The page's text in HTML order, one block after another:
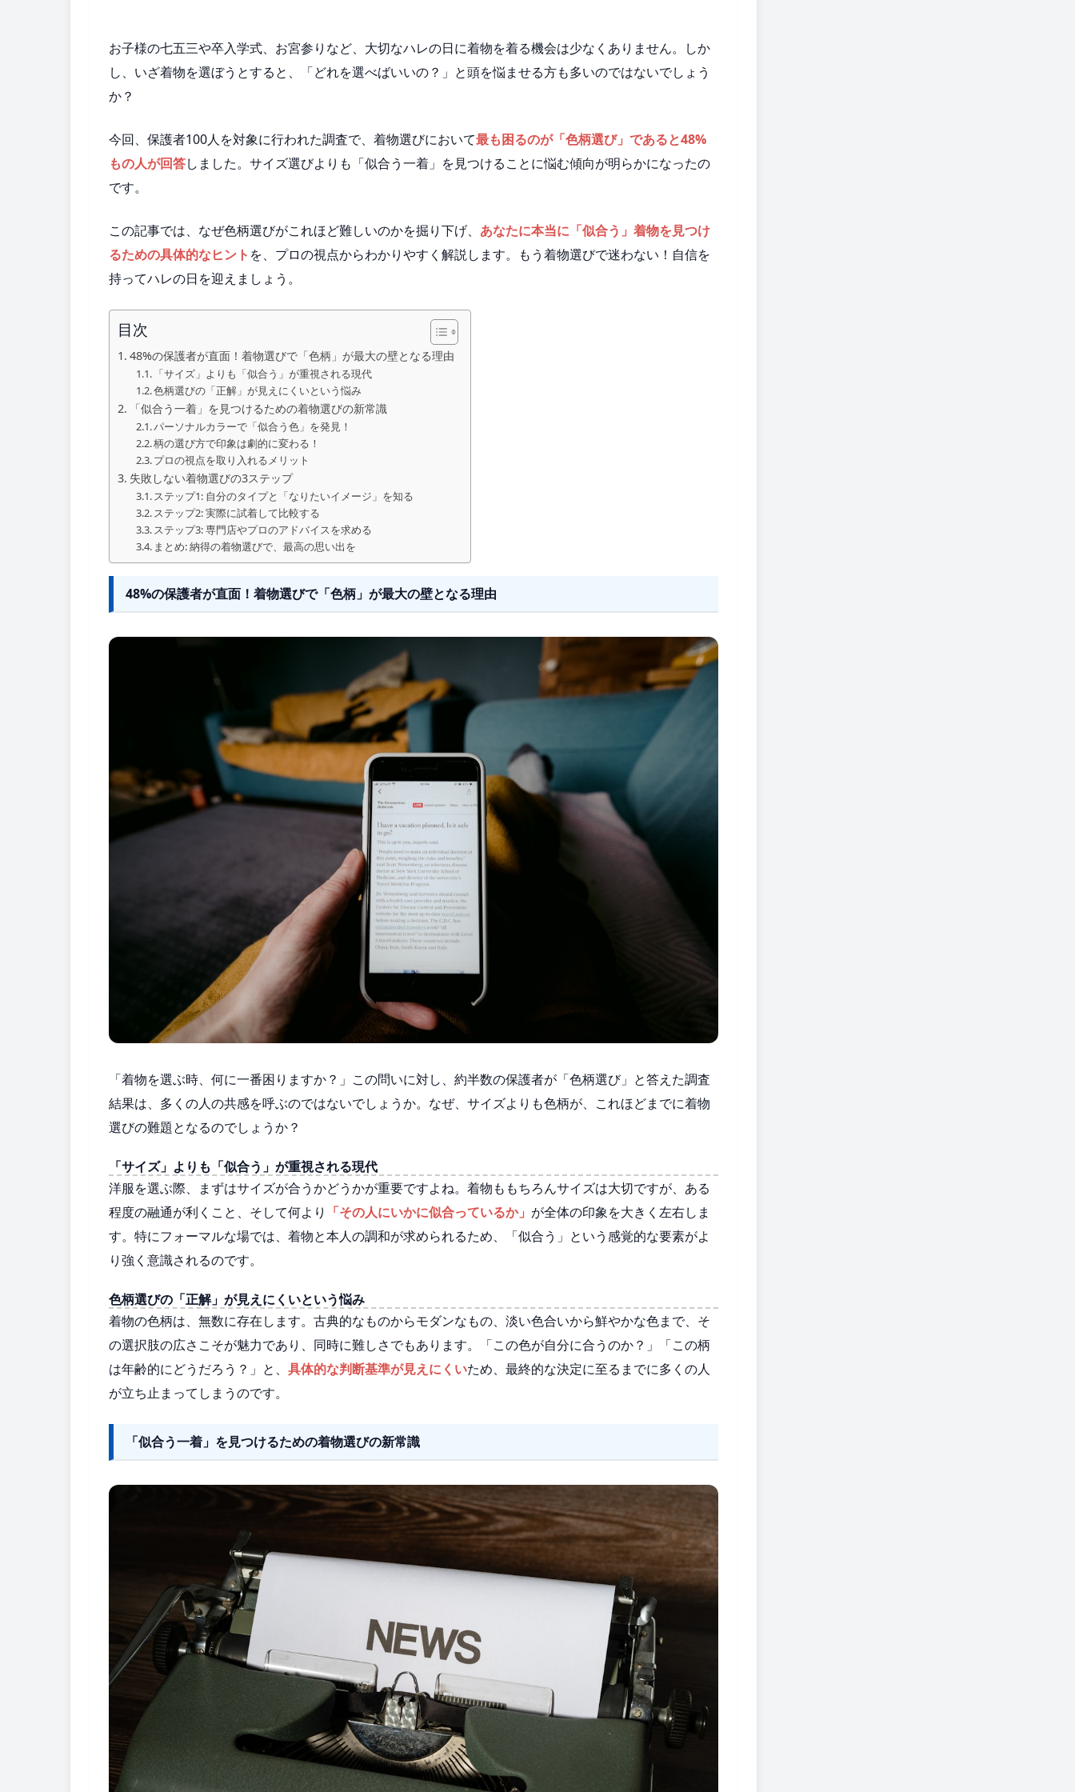
お子様の七五三や卒入学式、お宮参りなど、大切なハレの日に着物を着る機会は少なくありません。しか
し、いざ着物を選ぼうとすると、「どれを選べばいいの？」と頭を悩ませる方も多いのではないでしょう
か？
今回、保護者100人を対象に行われた調査で、着物選びにおいて最も困るのが「色柄選び」であると48%
もの人が回答しました。サイズ選びよりも「似合う一着」を見つけることに悩む傾向が明らかになったの
です。
この記事では、なぜ色柄選びがこれほど難しいのかを掘り下げ、 あなたに本当に「似合う」着物を見つけ
るための具体的なヒント を、プロの視点からわかりやすく解説します。もう着物選びで迷わない！自信を
持ってハレの日を迎えましょう。
目次
48%の保護者が直面！着物選びで「色柄」が最大の壁となる理由
「サイズ」よりも「似合う」が重視される現代
色柄選びの「正解」が見えにくいという悩み
「似合う一着」を見つけるための着物選びの新常識
パーソナルカラーで「似合う色」を発見！
柄の選び方で印象は劇的に変わる！
プロの視点を取り入れるメリット
失敗しない着物選びの3ステップ
ステップ1: 自分のタイプと「なりたいイメージ」を知る
ステップ2: 実際に試着して比較する
ステップ3: 専門店やプロのアドバイスを求める
まとめ: 納得の着物選びで、最高の思い出を
48%の保護者が直面！着物選びで「色柄」が最大の壁となる理由
「着物を選ぶ時、何に一番困りますか？」この問いに対し、約半数の保護者が「色柄選び」と答えた調査
結果は、多くの人の共感を呼ぶのではないでしょうか。なぜ、サイズよりも色柄が、これほどまでに着物
選びの難題となるのでしょうか？
「サイズ」よりも「似合う」が重視される現代
洋服を選ぶ際、まずはサイズが合うかどうかが重要ですよね。着物ももちろんサイズは大切ですが、ある
程度の融通が利くこと、そして何より 「その人にいかに似合っているか」 が全体の印象を大きく左右しま
す。特にフォーマルな場では、着物と本人の調和が求められるため、「似合う」という感覚的な要素がよ
り強く意識されるのです。
色柄選びの「正解」が見えにくいという悩み
着物の色柄は、無数に存在します。古典的なものからモダンなもの、淡い色合いから鮮やかな色まで、そ
の選択肢の広さこそが魅力であり、同時に難しさでもあります。「この色が自分に合うのか？」「この柄
は年齢的にどうだろう？」と、 具体的な判断基準が見えにくいため、最終的な決定に至るまでに多くの人
が立ち止まってしまうのです。
「似合う一着」を見つけるための着物選びの新常識